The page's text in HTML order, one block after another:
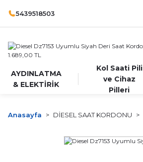
5439518503
AYDINLATMA
& ELEKTİRİK
Kol Saati Pili
ve Cihaz
Pilleri
Anasayfa DİESEL SAAT KORDONU